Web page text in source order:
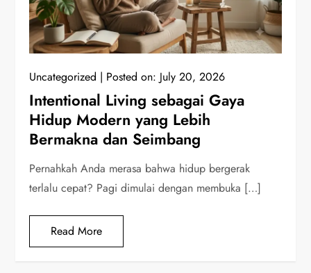
Uncategorized Posted on: July 20, 2026
Intentional Living sebagai Gaya
Hidup Modern yang Lebih
Bermakna dan Seimbang
Pernahkah Anda merasa bahwa hidup bergerak
terlalu cepat? Pagi dimulai dengan membuka […]
Read More